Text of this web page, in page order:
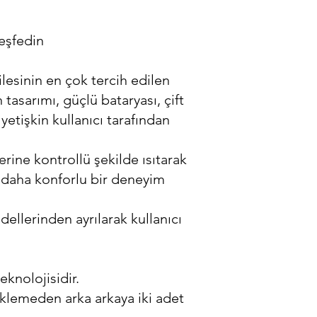
en çok tercih edilen
güçlü bataryası, çift
kullanıcı tarafından
kontrollü şekilde ısıtarak
konforlu bir deneyim
ayrılarak kullanıcı
arka arkaya iki adet